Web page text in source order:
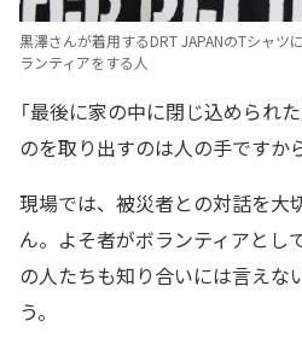
黒澤さんが着用するDRT JAPANのTシャツ
ランティアをする人
「最後に家の中に閉じ込められ
のを取り出すのは人の手ですか
現場では、被災者との対話を大
ん。よそ者がボランティアとし
の人たちも知り合いには言えな
う。